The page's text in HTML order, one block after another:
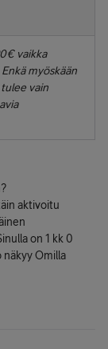
vaikka
myöskään
tulee vain
aktivoitu
on 1 kk 0
Omilla